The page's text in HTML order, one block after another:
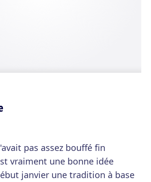
pas assez bouffé fin
vraiment une bonne idée
janvier une tradition à base